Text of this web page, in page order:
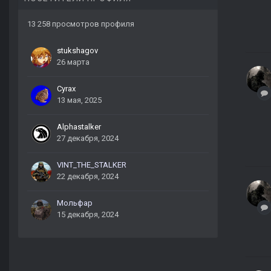
13 258 просмотров профиля
stukshagov
26 марта
Cyrax
13 мая, 2025
Alphastalker
27 декабря, 2024
VINT_THE_STALKER
22 декабря, 2024
Мольфар
15 декабря, 2024